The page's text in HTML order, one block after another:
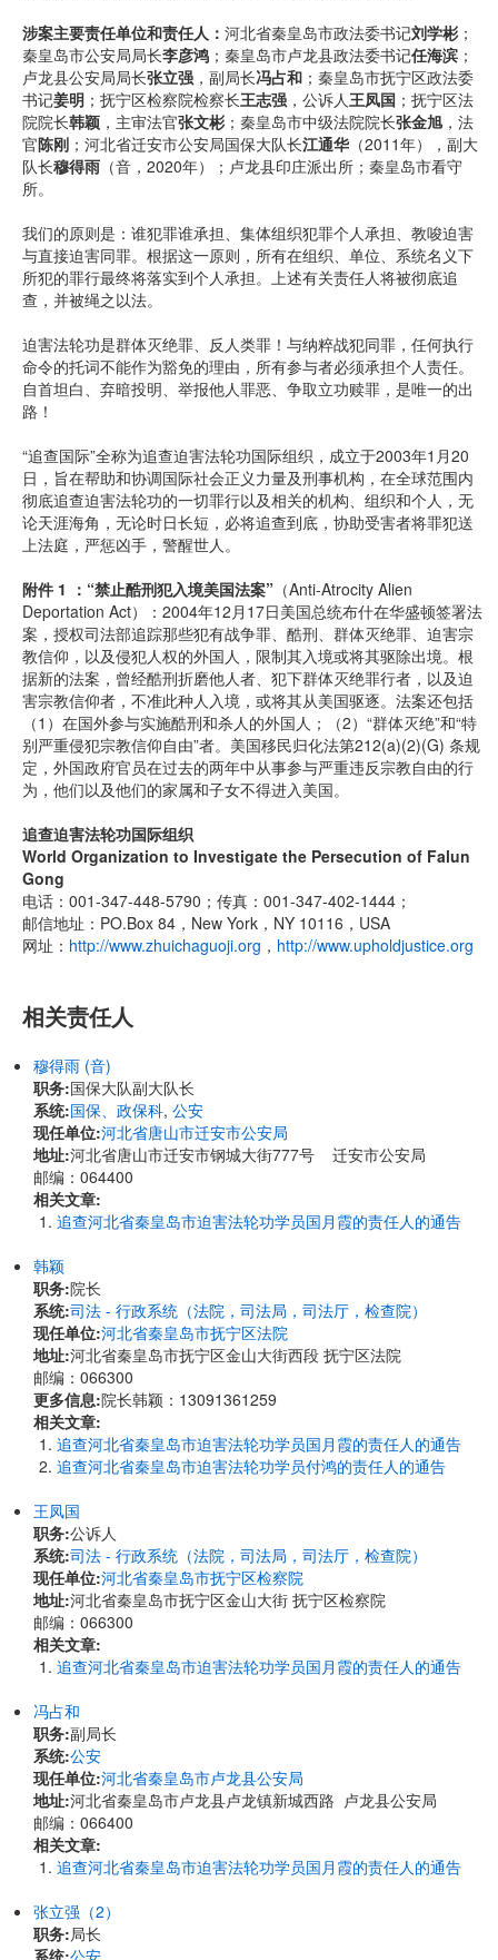
涉案主要责任单位和责任人： 河北省秦皇岛市政法委书记刘学彬；
秦皇岛市公安局局长李彦鸿 ；秦皇岛市卢龙县政法委书记任海滨 ；
卢龙县公安局局长张立强 ，副局长冯占和 ；秦皇岛市抚宁区政法委
书记姜明 ；抚宁区检察院检察长王志强 ，公诉人王凤国 ；抚宁区法
院院长韩颖 ，主审法官张文彬；秦皇岛市中级法院院长张金旭 ，法
官陈刚 ；河北省迁安市公安局国保大队长江通华（2011年），副大
队长穆得雨 （音，2020年）；卢龙县印庄派出所；秦皇岛市看守
所。
我们的原则是：谁犯罪谁承担、集体组织犯罪个人承担、教唆迫害
与直接迫害同罪。根据这一原则，所有在组织、单位、系统名义下
所犯的罪行最终将落实到个人承担。上述有关责任人将被彻底追
查，并被绳之以法。
迫害法轮功是群体灭绝罪、反人类罪！与纳粹战犯同罪，任何执行
命令的托词不能作为豁免的理由，所有参与者必须承担个人责任。
自首坦白、弃暗投明、举报他人罪恶、争取立功赎罪，是唯一的出
路！
“追查国际”全称为追查迫害法轮功国际组织，成立于2003年1月20
日，旨在帮助和协调国际社会正义力量及刑事机构，在全球范围内
彻底追查迫害法轮功的一切罪行以及相关的机构、组织和个人，无
论天涯海角，无论时日长短，必将追查到底，协助受害者将罪犯送
上法庭，严惩凶手，警醒世人。
附件 1 ：“禁止酷刑犯入境美国法案” （Anti-Atrocity Alien
Deportation Act）：2004年12月17日美国总统布什在华盛顿签署法
案，授权司法部追踪那些犯有战争罪、酷刑、群体灭绝罪、迫害宗
教信仰，以及侵犯人权的外国人，限制其入境或将其驱除出境。根
据新的法案，曾经酷刑折磨他人者、犯下群体灭绝罪行者，以及迫
害宗教信仰者，不准此种人入境，或将其从美国驱逐。法案还包括
（1）在国外参与实施酷刑和杀人的外国人；（2）“群体灭绝”和“特
别严重侵犯宗教信仰自由”者。美国移民归化法第212(a)(2)(G) 条规
定，外国政府官员在过去的两年中从事参与严重违反宗教自由的行
为，他们以及他们的家属和子女不得进入美国。
追查迫害法轮功国际组织
World Organization to Investigate the Persecution of Falun
Gong
电话：001-347-448-5790；传真：001-347-402-1444；
邮信地址：PO.Box 84，New York，NY 10116，USA
网址： http://www.zhuichaguoji.org ， http://www.upholdjustice.org
相关责任人
穆得雨 (音)
职务:国保大队副大队长
系统:国保、政保科, 公安
现任单位:河北省唐山市迁安市公安局
地址:河北省唐山市迁安市钢城大街777号 迁安市公安局
邮编：064400
相关文章:
追查河北省秦皇岛市迫害法轮功学员国月霞的责任人的通告
韩颖
职务:院长
系统:司法 - 行政系统（法院，司法局，司法厅，检查院）
现任单位:河北省秦皇岛市抚宁区法院
地址:河北省秦皇岛市抚宁区金山大街西段 抚宁区法院
邮编：066300
更多信息:院长韩颖：13091361259
相关文章:
追查河北省秦皇岛市迫害法轮功学员国月霞的责任人的通告
追查河北省秦皇岛市迫害法轮功学员付鸿的责任人的通告
王凤国
职务:公诉人
系统:司法 - 行政系统（法院，司法局，司法厅，检查院）
现任单位:河北省秦皇岛市抚宁区检察院
地址:河北省秦皇岛市抚宁区金山大街 抚宁区检察院
邮编：066300
相关文章:
追查河北省秦皇岛市迫害法轮功学员国月霞的责任人的通告
冯占和
职务:副局长
系统:公安
现任单位:河北省秦皇岛市卢龙县公安局
地址:​河北省秦皇岛市卢龙县卢龙镇新城西路 卢龙县公安局
邮编：066400
相关文章:
追查河北省秦皇岛市迫害法轮功学员国月霞的责任人的通告
张立强（2）
职务:局长
系统:公安